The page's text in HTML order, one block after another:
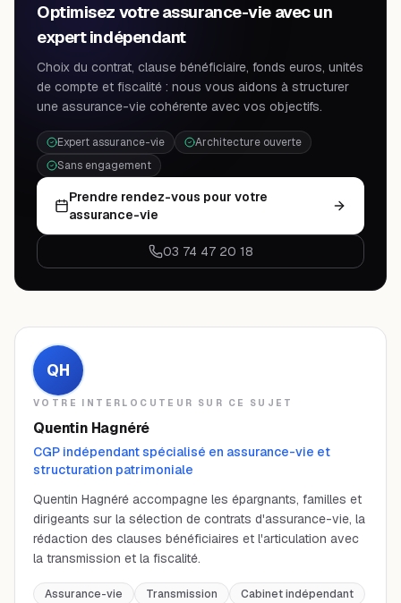
Optimisez votre assurance-vie avec un
expert indépendant
Choix du contrat, clause bénéficiaire, fonds euros, unités
de compte et fiscalité : nous vous aidons à structurer
une assurance-vie cohérente avec vos objectifs.
Expert assurance-vie
Architecture ouverte
Sans engagement
Prendre rendez-vous pour votre
assurance-vie
03 74 47 20 18
QH
VOTRE INTERLOCUTEUR SUR CE SUJET
Quentin Hagnéré
CGP indépendant spécialisé en assurance-vie et
structuration patrimoniale
Quentin Hagnéré accompagne les épargnants, familles et
dirigeants sur la sélection de contrats d'assurance-vie, la
rédaction des clauses bénéficiaires et l'articulation avec
la transmission et la fiscalité.
Assurance-vie Transmission Cabinet indépendant